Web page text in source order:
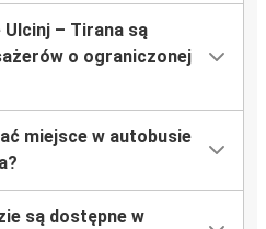
– Tirana są
o ograniczonej
miejsce w autobusie
są dostępne w